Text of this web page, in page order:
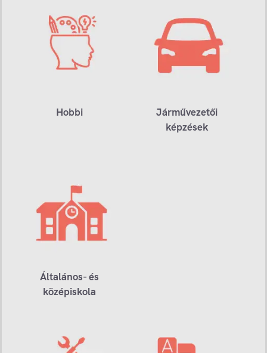
Hobbi
Járművezetői
képzések
Általános- és
középiskola